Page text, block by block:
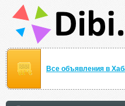
Все объявления в